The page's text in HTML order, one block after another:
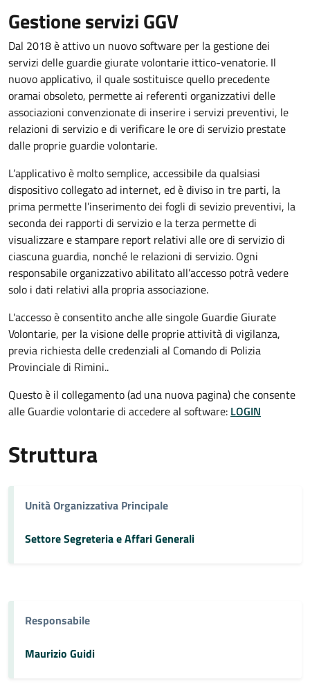
Gestione servizi GGV
Dal 2018 è attivo un nuovo software per la gestione dei
servizi delle guardie giurate volontarie ittico-venatorie. Il
nuovo applicativo, il quale sostituisce quello precedente
oramai obsoleto, permette ai referenti organizzativi delle
associazioni convenzionate di inserire i servizi preventivi, le
relazioni di servizio e di verificare le ore di servizio prestate
dalle proprie guardie volontarie.
L’applicativo è molto semplice, accessibile da qualsiasi
dispositivo collegato ad internet, ed è diviso in tre parti, la
prima permette l’inserimento dei fogli di sevizio preventivi, la
seconda dei rapporti di servizio e la terza permette di
visualizzare e stampare report relativi alle ore di servizio di
ciascuna guardia, nonché le relazioni di servizio. Ogni
responsabile organizzativo abilitato all’accesso potrà vedere
solo i dati relativi alla propria associazione.
L'accesso è consentito anche alle singole Guardie Giurate
Volontarie, per la visione delle proprie attività di vigilanza,
previa richiesta delle credenziali al Comando di Polizia
Provinciale di Rimini..
Questo è il collegamento (ad una nuova pagina) che consente
alle Guardie volontarie di accedere al software: LOGIN
Struttura
Unità Organizzativa Principale
Settore Segreteria e Affari Generali
Responsabile
Maurizio Guidi